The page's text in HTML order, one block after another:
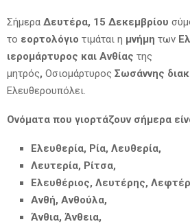
Σήμερα Δευτέρα, 15 Δεκεμβρίου
το εορτολόγιο τιμάται η μνήμη των
ιερομάρτυρος και Ανθίας της
μητρός, Οσιομάρτυρος Σωσάννης
Ελευθερουπόλει.
Ονόματα που γιορτάζουν σήμερα
Ελευθερία, Ρία, Λευθερία,
Λευτερία, Ρίτσα,
Ελευθέριος, Λευτέρης,
Ανθή, Ανθούλα,
Άνθια, Άνθεια,